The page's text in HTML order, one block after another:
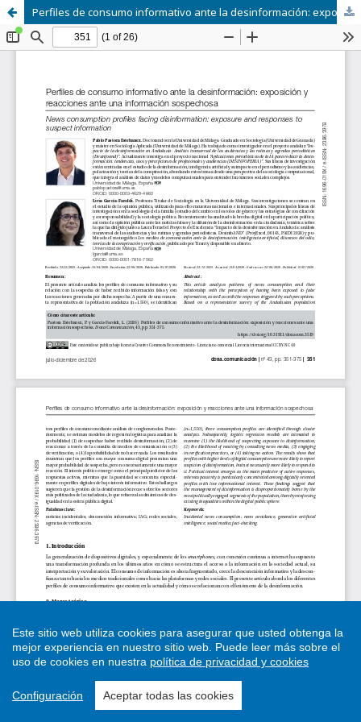
Perfiles de consumo informativo ante la desinformación: exposición y reacciones ante una información sospechosa.
Este sitio web utiliza cookies para asegurar que usted obtenga la
mejor experiencia en nuestro sitio web. Puede leer más sobre el
uso de cookies en nuestra política de privacidad y cookies
Configuración Aceptar todas las cookies